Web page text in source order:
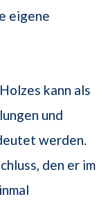
eigene
kann als
und
werden.
den er im